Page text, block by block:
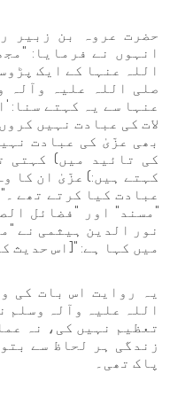
حضرت عروہ بن زبیر
انہوں نے فرمایا:
اللہ عنہا کے ایک
صلی اللہ علیہ وآلہ
عنہا سے یہ کہتے سنا:
لات کی عبادت نہیں
بھی عزّیٰ کی عبادت
کی تائید میں) کہتی
کہتے ہیں:) عزّیٰ ان کا
عبادت کیا کرتے تھے
"مسند" اور "فضائل
میں کہا ہے: "[اس حدیث
یہ روایت اس بات کی
اللہ علیہ وآلہ وسلم
تعظیم نہیں کی، نہ
زندگی ہر لحاظ سے
پاک تھی۔